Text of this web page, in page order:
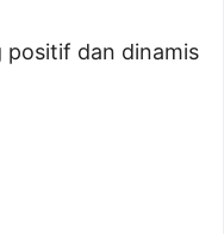
positif dan dinamis